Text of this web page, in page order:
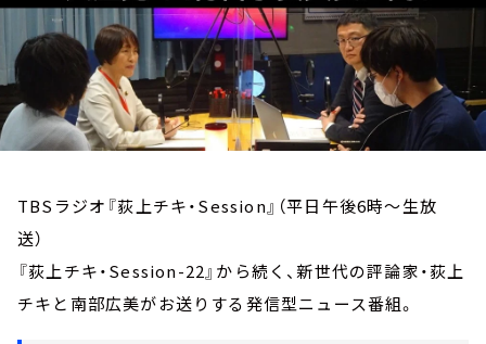
TBSラジオ『荻上チキ・Session』（平日午後6時～生放
送）
『荻上チキ・Session-22』から続く、新世代の評論家・荻上
チキと南部広美がお送りする発信型ニュース番組。